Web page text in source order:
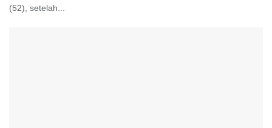
(52), setelah...